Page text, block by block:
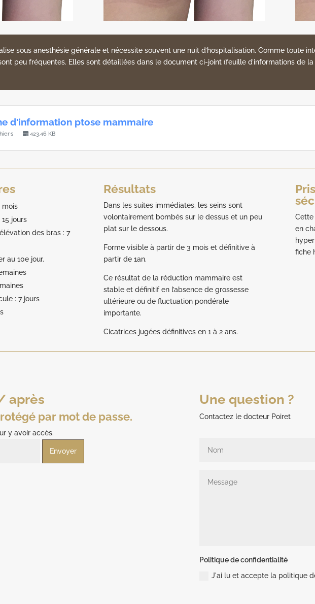
sous anesthésie générale et nécessite souvent une nuit d’hospitalisation. Comme toute
peu fréquentes. Elles sont détaillées dans le document ci-joint (feuille d’informations de
d'information ptose mammaire
423.46 KB
mois
jours
des bras : 7
au 10e jour.
: 7 jours
Résultats
Dans les suites immédiates, les seins sont
volontairement bombés sur le dessus et un peu
plat sur le dessous.
Forme visible à partir de 3 mois et définitive à
partir de 1an.
Ce résultat de la réduction mammaire est
stable et définitif en l’absence de grossesse
ultérieure ou de fluctuation pondérale
importante.
Cicatrices jugées définitives en 1 à 2 ans.
Cette
en
fiche
après
par mot de passe.
y avoir accès.
Une question ?
Contactez le docteur Poiret
Politique de confidentialité
J'ai lu et accepte la politique